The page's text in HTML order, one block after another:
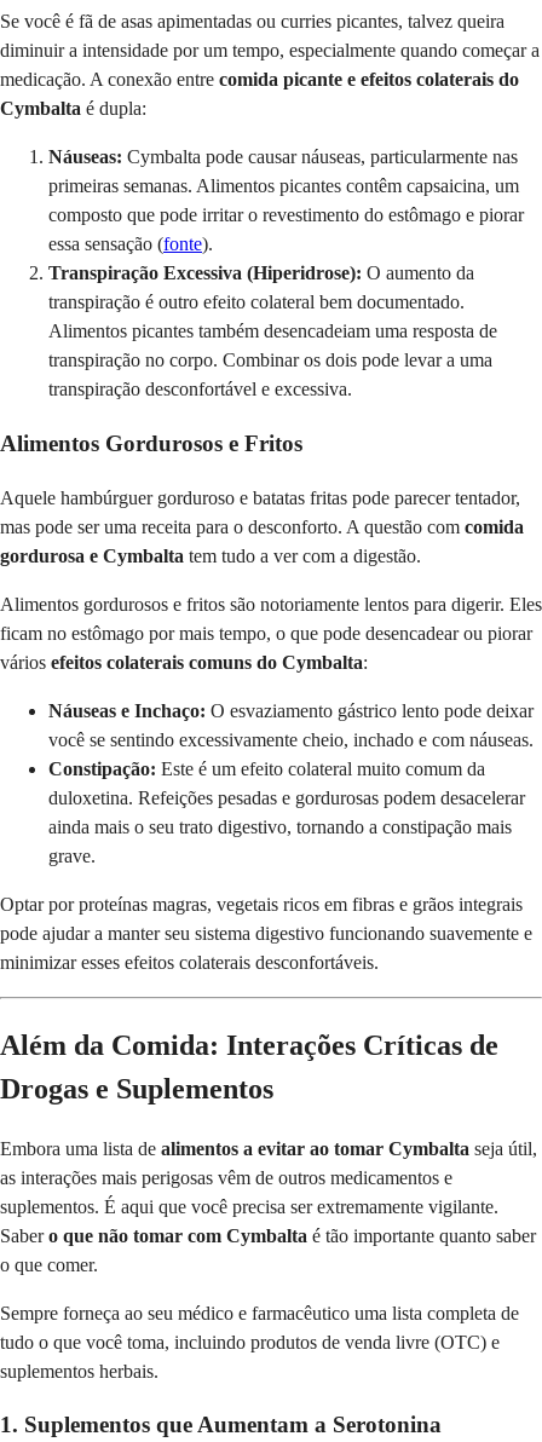
Se você é fã de asas apimentadas ou curries picantes, talvez queira
diminuir a intensidade por um tempo, especialmente quando começar a
medicação. A conexão entre comida picante e efeitos colaterais do
Cymbalta é dupla:
Náuseas: Cymbalta pode causar náuseas, particularmente nas
primeiras semanas. Alimentos picantes contêm capsaicina, um
composto que pode irritar o revestimento do estômago e piorar
essa sensação (fonte).
Transpiração Excessiva (Hiperidrose): O aumento da
transpiração é outro efeito colateral bem documentado.
Alimentos picantes também desencadeiam uma resposta de
transpiração no corpo. Combinar os dois pode levar a uma
transpiração desconfortável e excessiva.
Alimentos Gordurosos e Fritos
Aquele hambúrguer gorduroso e batatas fritas pode parecer tentador,
mas pode ser uma receita para o desconforto. A questão com comida
gordurosa e Cymbalta tem tudo a ver com a digestão.
Alimentos gordurosos e fritos são notoriamente lentos para digerir. Eles
ficam no estômago por mais tempo, o que pode desencadear ou piorar
vários efeitos colaterais comuns do Cymbalta:
Náuseas e Inchaço: O esvaziamento gástrico lento pode deixar
você se sentindo excessivamente cheio, inchado e com náuseas.
Constipação: Este é um efeito colateral muito comum da
duloxetina. Refeições pesadas e gordurosas podem desacelerar
ainda mais o seu trato digestivo, tornando a constipação mais
grave.
Optar por proteínas magras, vegetais ricos em fibras e grãos integrais
pode ajudar a manter seu sistema digestivo funcionando suavemente e
minimizar esses efeitos colaterais desconfortáveis.
Além da Comida: Interações Críticas de
Drogas e Suplementos
Embora uma lista de alimentos a evitar ao tomar Cymbalta seja útil,
as interações mais perigosas vêm de outros medicamentos e
suplementos. É aqui que você precisa ser extremamente vigilante.
Sabero que não tomar com Cymbalta é tão importante quanto saber
o que comer.
Sempre forneça ao seu médico e farmacêutico uma lista completa de
tudo o que você toma, incluindo produtos de venda livre (OTC) e
suplementos herbais.
1. Suplementos que Aumentam a Serotonina